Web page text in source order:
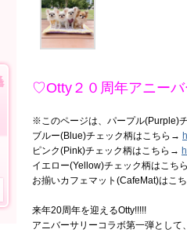
♡Otty２０周年アニー
※このページは、パープル(Purple)
ブルー(Blue)チェック柄はこちら→
ピンク(Pink)チェック柄はこちら→
イエロー(Yellow)チェック柄はこち
お揃いカフェマット(CafeMat)はこ
来年20周年を迎えるOtty!!!!!
アニバーサリーコラボ第一弾とし